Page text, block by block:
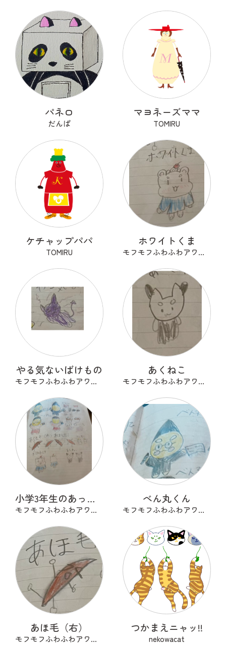
パネロ
だんぱ
マヨネーズママ
TOMIRU
ケチャップパパ
TOMIRU
ホワイトくま
モフモフふわふわアワアワ
やる気ないばけもの
モフモフふわふわアワアワ
あくねこ
モフモフふわふわアワアワ
小学3年生のあったらいいな
モフモフふわふわアワアワ
べん丸くん
モフモフふわふわアワアワ
あほ毛（右）
モフモフふわふわアワアワ
つかまえニャッ!!
nekowacat